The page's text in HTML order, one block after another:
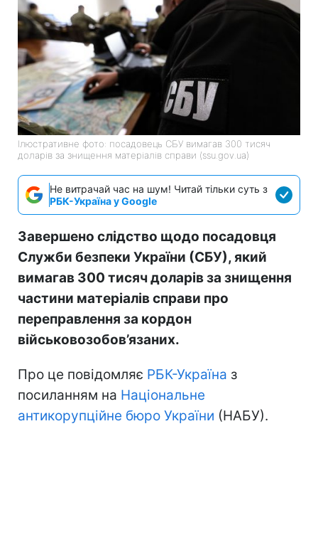
Ілюстративне фото: посадовець СБУ вимагав 300 тисяч
доларів за знищення матеріалів справи (ssu.gov.ua)
Не витрачай час на шум! Читай тільки суть з
РБК-Україна у Google
Завершено слідство щодо посадовця
Служби безпеки України (СБУ), який
вимагав 300 тисяч доларів за знищення
частини матеріалів справи про
переправлення за кордон
військовозобов’язаних.
Про це повідомляє РБК-Україна з
посиланням на Національне
антикорупційне бюро України (НАБУ).